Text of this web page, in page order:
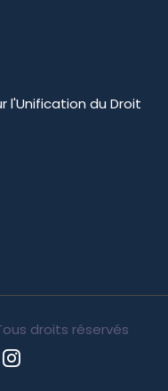
l'Unification du Droit
droits réservés